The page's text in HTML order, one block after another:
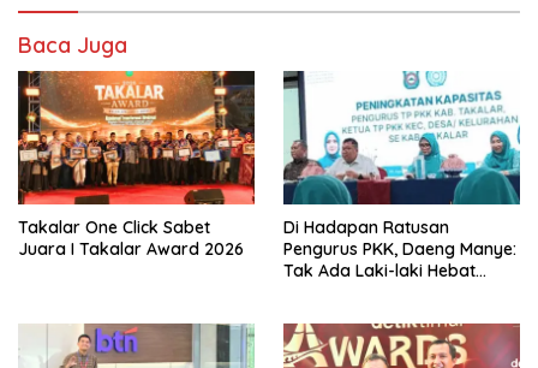
Baca Juga
Takalar One Click Sabet
Juara I Takalar Award 2026
Di Hadapan Ratusan
Pengurus PKK, Daeng Manye:
Tak Ada Laki-laki Hebat